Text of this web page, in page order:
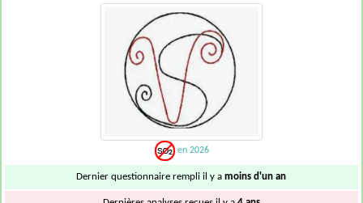
en 2026
Dernier questionnaire rempli il y amoins d'un an